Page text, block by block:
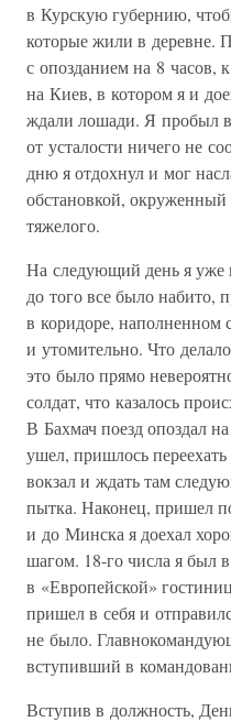
в Курскую губернию,
которые жили в деревне.
с опозданием на 8 часов,
на Киев, в котором я и
ждали лошади. Я пробыл
от усталости ничего не
дню я отдохнул и мог
обстановкой, окруженный
тяжелого.
На следующий день я уже
до того все было набито,
в коридоре, наполненном
и утомительно. Что
это было прямо
солдат, что казалось
В Бахмач поезд опоздал
ушел, пришлось
вокзал и ждать там
пытка. Наконец, пришел
и до Минска я доехал
шагом. 18-го числа я был
в «Европейской»
пришел в себя и
не было.
вступивший в
Вступив в должность,